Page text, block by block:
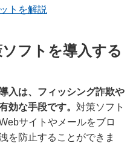
トを解説
フトを導入する
入は、フィッシング詐欺や
効な手段です。 対策ソフト
サイトやメールをブロ
を防止することができま